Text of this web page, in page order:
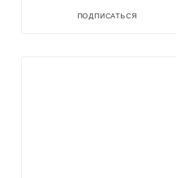
ПОДПИСАТЬСЯ